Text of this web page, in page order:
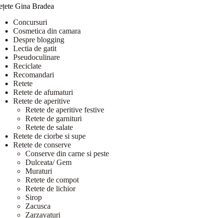
Gina Bradea
Concursuri
Cosmetica din camara
Despre blogging
Lectia de gatit
Pseudoculinare
Reciclate
Recomandari
Retete
Retete de afumaturi
Retete de aperitive
Retete de aperitive festive
Retete de garnituri
Retete de salate
Retete de ciorbe si supe
Retete de conserve
Conserve din carne si peste
Dulceata/ Gem
Muraturi
Retete de compot
Retete de lichior
Sirop
Zacusca
Zarzavaturi